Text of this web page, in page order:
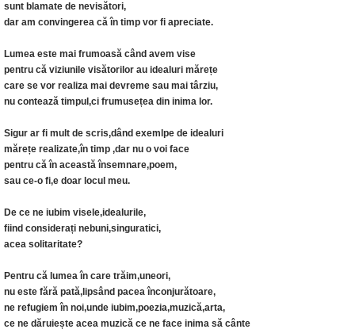
sunt blamate de nevisători,
dar am convingerea că în timp vor fi apreciate.
Lumea este mai frumoasă când avem vise
pentru că viziunile visătorilor au idealuri mărețe
care se vor realiza mai devreme sau mai târziu,
nu contează timpul,ci frumusețea din inima lor.
Sigur ar fi mult de scris,dând exemlpe de idealuri
mărețe realizate,în timp ,dar nu o voi face
pentru că în această însemnare,poem,
sau ce-o fi,e doar locul meu.
De ce ne iubim visele,idealurile,
fiind considerați nebuni,singuratici,
acea solitaritate?
Pentru că lumea în care trăim,uneori,
nu este fără pată,lipsând pacea înconjurătoare,
ne refugiem în noi,unde iubim,poezia,muzică,arta,
ce ne dăruiește acea muzică ce ne face inima să cânte